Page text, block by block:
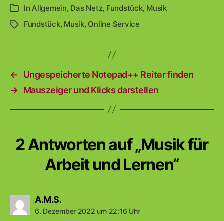
Kategorien
In Allgemein, Das Netz, Fundstück, Musik
Schlagwörter
Fundstück, Musik, Online Service
←
Ungespeicherte Notepad++ Reiter finden
→ Mauszeiger und Klicks darstellen
2 Antworten auf „Musik für
Arbeit und Lernen“
A.M.S.sagt:
6. Dezember 2022 um 22:16 Uhr